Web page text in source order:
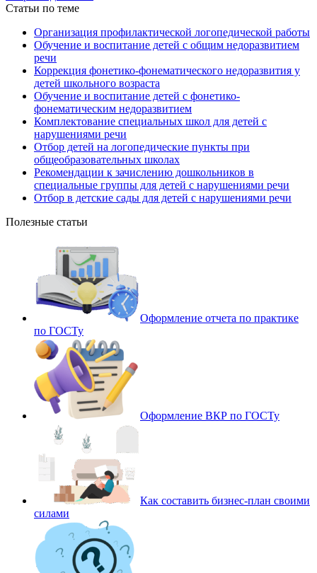
Статьи по теме
Организация профилактической логопедической работы
Обучение и воспитание детей с общим недоразвитием
речи
Коррекция фонетико-фонематического недоразвития у
детей школьного возраста
Обучение и воспитание детей с фонетико-
фонематическим недоразвитием
Комплектование специальных школ для детей с
нарушениями речи
Отбор детей на логопедические пункты при
общеобразовательных школах
Рекомендации к зачислению дошкольников в
специальные группы для детей с нарушениями речи
Отбор в детские сады для детей с нарушениями речи
Полезные статьи
Оформление отчета по практике
по ГОСТу
Оформление ВКР по ГОСТу
Как составить бизнес-план своими
силами